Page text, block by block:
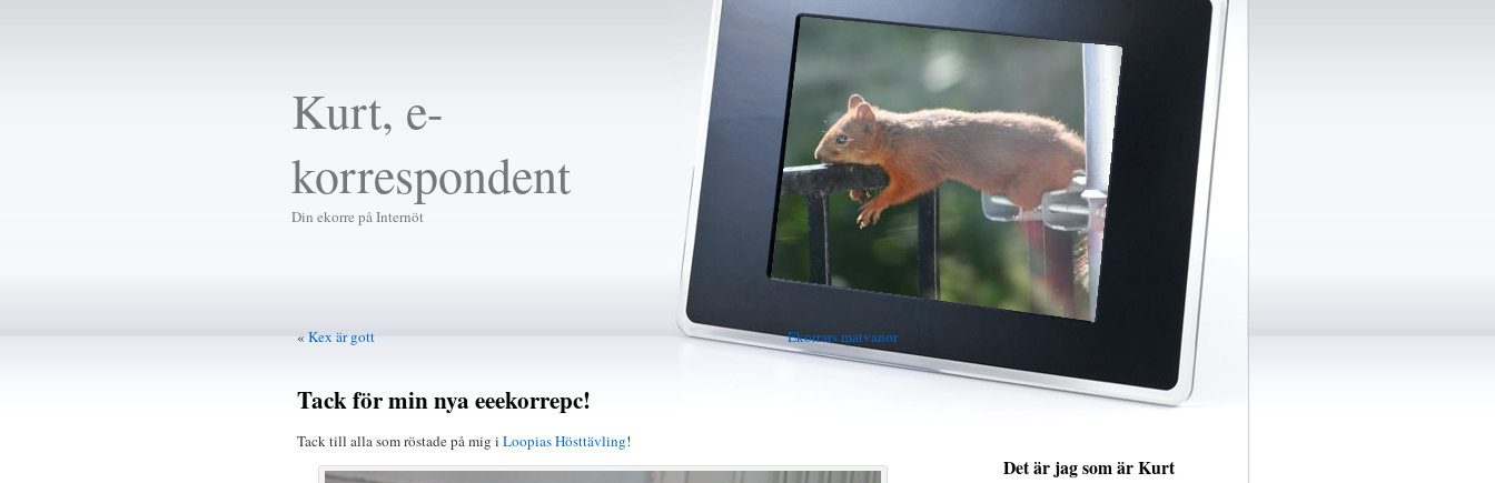
Kurt, e-
korrespondent
Din ekorre på Internöt
« Kex är gott Ekorrars matvanor»
Tack för min nya eeekorrepc!
Tack till alla som röstade på mig i Loopias Hösttävling!
Det är jag som är Kurt